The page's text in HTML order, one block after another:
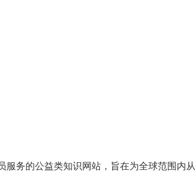
务的公益类知识网站，旨在为全球范围